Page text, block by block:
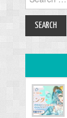
for: